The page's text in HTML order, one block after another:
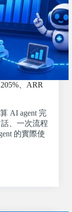
、ARR
AI agent 完
、一次流程
的實際使